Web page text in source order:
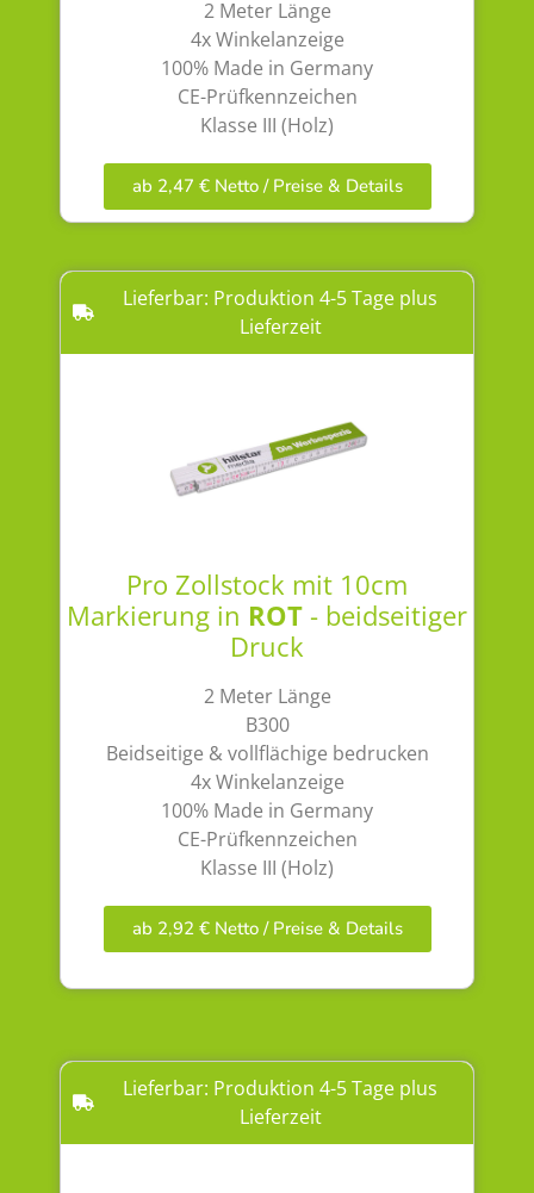
2 Meter Länge
4x Winkelanzeige
100% Made in Germany
CE-Prüfkennzeichen
Klasse III (Holz)
ab 2,47 € Netto / Preise & Details
Lieferbar: Produktion 4-5 Tage plus
Lieferzeit
Pro Zollstock mit 10cm
Markierung in ROT- beidseitiger
Druck
2 Meter Länge
B300
Beidseitige & vollflächige bedrucken
4x Winkelanzeige
100% Made in Germany
CE-Prüfkennzeichen
Klasse III (Holz)
ab 2,92 € Netto / Preise & Details
Lieferbar: Produktion 4-5 Tage plus
Lieferzeit